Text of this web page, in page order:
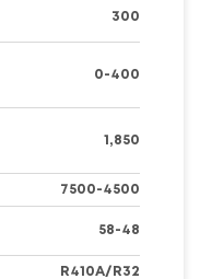
300
0-400
1,850
7500-4500
58-48
R410A/R32